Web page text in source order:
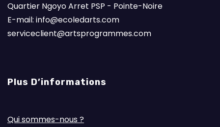
Quartier Ngoyo Arret PSP - Pointe-Noire
E-mail: info@ecoledarts.com
serviceclient@artsprogrammes.com
Plus D’informations
Qui sommes-nous ?